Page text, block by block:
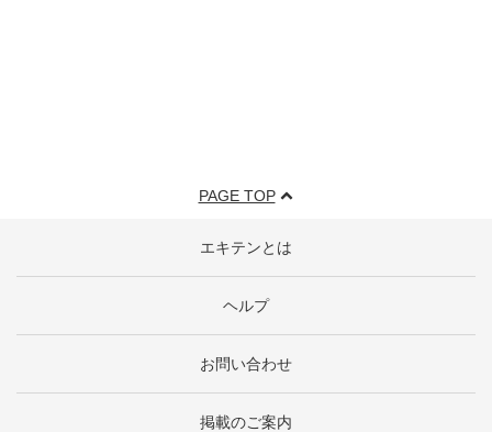
PAGE TOP
エキテンとは
ヘルプ
お問い合わせ
掲載のご案内